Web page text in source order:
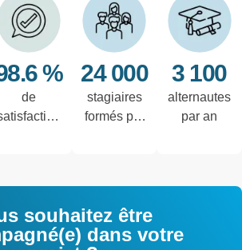
%
de
24 000
stagiaires
formés par
3 100
alternautes
par an
souhaitez être
dans votre